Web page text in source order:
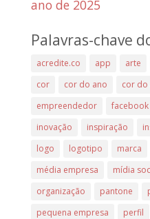
ano de 2025
Palavras-chave
acredite.co app arte
cor
cor do ano cor do
empreendedor
facebook
inovação
inspiração
logo
logotipo marca
média empresa
mídia
organização
pantone
pequena empresa
perfil